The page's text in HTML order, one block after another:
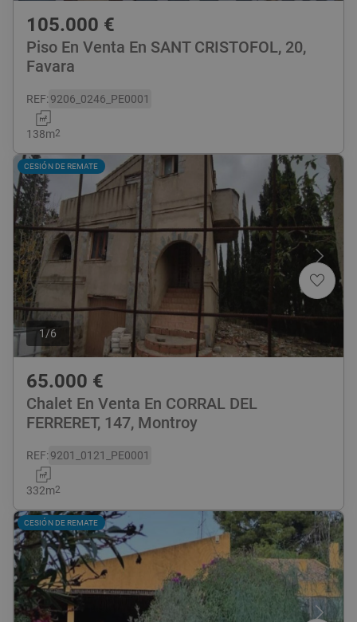
105.000 €
Piso En Venta En SANT CRISTOFOL, 20,
Favara
REF:9206_0246_PE0001
138m2
1 /6
CESIÓN DE REMATE
65.000 €
Chalet En Venta En CORRAL DEL
FERRERET, 147, Montroy
REF:9201_0121_PE0001
332m2
CESIÓN DE REMATE